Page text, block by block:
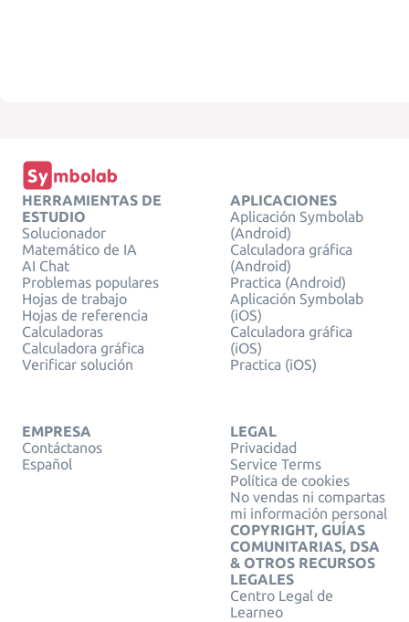
HERRAMIENTAS DE
ESTUDIO
Solucionador
Matemático de IA
AI Chat
Problemas populares
Hojas de trabajo
Hojas de referencia
Calculadoras
Calculadora gráfica
Verificar solución
APLICACIONES
Aplicación Symbolab
(Android)
Calculadora gráfica
(Android)
Practica (Android)
Aplicación Symbolab
(iOS)
Calculadora gráfica
(iOS)
Practica (iOS)
EMPRESA
Contáctanos
Español
LEGAL
Privacidad
Service Terms
Política de cookies
No vendas ni compartas
mi información personal
COPYRIGHT, GUÍAS
COMUNITARIAS, DSA
& OTROS RECURSOS
LEGALES
Centro Legal de
Learneo